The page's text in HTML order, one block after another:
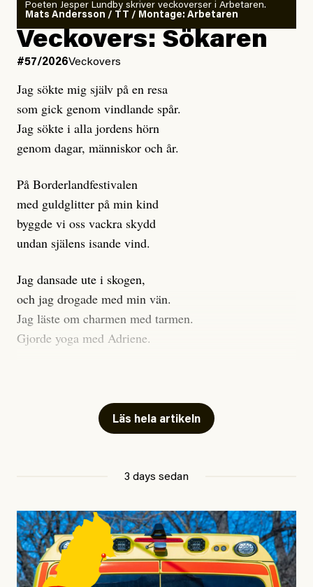
Poeten Jesper Lundby skriver veckoverser i Arbetaren.
Mats Andersson / TT / Montage: Arbetaren
Veckovers: Sökaren
#57/2026Veckovers
Jag sökte mig själv på en resa
som gick genom vindlande spår.
Jag sökte i alla jordens hörn
genom dagar, människor och år.
På Borderlandfestivalen
med guldglitter på min kind
byggde vi oss vackra skydd
undan själens isande vind.
Jag dansade ute i skogen,
och jag drogade med min vän.
Jag läste om charmen med tarmen.
Gjorde yoga med Adriene.
Jag gick djupt ner i mitt trauma.
Undersökte min anknytning
Att vara ekonomiskt beroende
så jag investerade allt jag ägde
i en kryptovaluta.
Jag gjorde en digital detox
Läs hela artikeln
3 days sedan